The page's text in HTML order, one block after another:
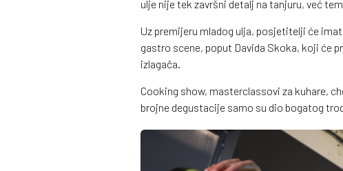
ulje nije tek završni detalj na tanjuru, već
Uz premijeru mladog ulja, posjetitelji će
gastro scene, poput Davida Skoka, koji će
izlagača.
Cooking show, masterclassovi za kuhare,
brojne degustacije samo su dio bogatog